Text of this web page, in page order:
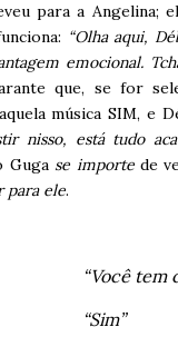
para a Angelina;
“Olha aqui,
emocional.
que, se for
música SIM, e
nisso, está tudo
Guga se importede
para ele.
“Você tem
“Sim”